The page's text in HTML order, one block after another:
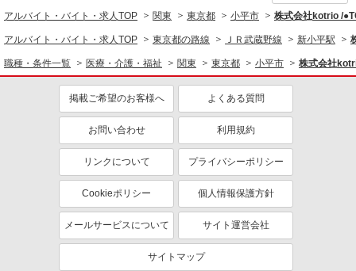
医療・介護・福祉
介護職・ヘルパー
同じ特徴から求人を探す
未経験歓迎
ミドル（40代～）活躍中
ボーナス・賞与あり
車通勤OK
社会保険あり
産休・育休取得実績あり
アルバイト・バイト・求人TOP 関東 東京都 小平市 株式会社kotrio /
アルバイト・バイト・求人TOP 東京都の路線 ＪＲ武蔵野線 新小平駅
職種・条件一覧 医療・介護・福祉 関東 東京都 小平市 株式会社
掲載ご希望のお客様へ よくある質問
お問い合わせ 利用規約
リンクについて プライバシーポリシー
Cookieポリシー 個人情報保護方針
メールサービスについて サイト運営会社
サイトマップ